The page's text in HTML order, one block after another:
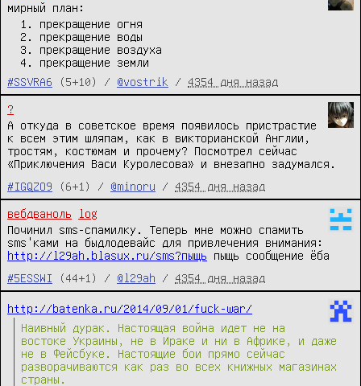
мирный план:
прекращение огня
прекращение воды
прекращение воздуха
прекращение земли
#SSVRA6
(5+10) / @vostrik / 4354 дня назад
?
А откуда в советское время появилось пристрастие
к всем этим шляпам, как в викторианской Англии,
тростям, костюмам и прочему? Посмотрел сейчас
«Приключения Васи Куролесова» и внезапно задумался.
#IGQZO9
(6+1) / @minoru / 4354 дня назад
вебдваноль
log
Починил sms-спамилку. Теперь мне можно спамить
sms'ками на быдлодевайс для привлечения внимания:
http://l29ah.blasux.ru/sms?пыщь пыщь сообщение ёба
#5ESSWI
(44+1) / @l29ah / 4354 дня назад
http://batenka.ru/2014/09/01/fuck-war/
Наивный дурак. Настоящая война идет не на
востоке Украины, не в Ираке и ни в Африке, и даже
не в Фейсбуке. Настоящие бои прямо сейчас
разворачиваются как раз во всех книжных магазинах
страны.